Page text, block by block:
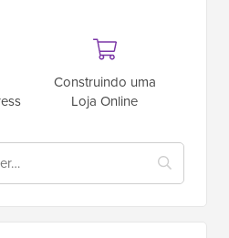
Construindo uma
Loja Online